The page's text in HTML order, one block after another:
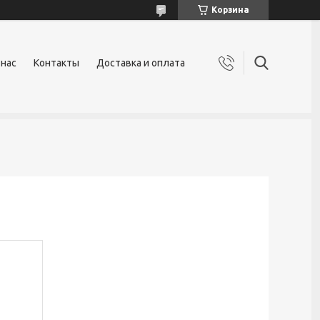
Корзина
Контакты Доставка и оплата